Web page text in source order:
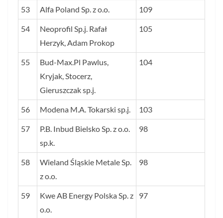
53 Alfa Poland Sp. z o.o. 109
54
Neoprofil Sp.j. Rafał
Herzyk, Adam Prokop
105
55
Bud-Max.Pl Pawlus,
Kryjak, Stocerz,
Gieruszczak sp.j.
104
56 Modena M.A. Tokarski sp.j. 103
57
P.B. Inbud Bielsko Sp. z o.o.
sp.k.
98
58
Wieland Śląskie Metale Sp.
z o.o.
98
59
Kwe AB Energy Polska Sp. z
o.o.
97